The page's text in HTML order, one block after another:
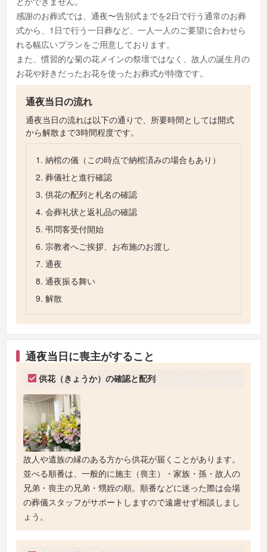
感謝のお葬式では、通夜〜告別式までを2日で行う通常のお葬
式から、1日で行う一日葬など、一人一人のご要望に合わせら
れる幅広いプランをご用意しております。
また、慣習的な菊の花メインの祭壇ではなく、故人の誕生月の
お花や好きだったお花を使ったお葬式が特徴です。
通夜当日の流れ
通夜当日の流れは以下の通りで、所要時間としては開式
から解散まで3時間程度です。
1. 納棺の儀（この時点で納棺済みの場合もあり）
2. 葬儀社と進行確認
3. 供花の配列と札名の確認
4. 会葬礼状と返礼品の確認
5. 弔問客受付開始
6. 宗教者へご挨拶、お布施のお渡し
7. 通夜
8. 通夜振る舞い
9. 解散
通夜当日に喪主がすること
供花（きょうか）の確認と配列
故人や遺族の縁のある方から供花が届くことがあります。
並べる順番は、一般的に施主（喪主）・家族・孫・故人の
兄弟・喪主の兄弟・甥姪の順。順番などに迷った際は会場
の葬儀スタッフがサポートしますので遠慮せず相談しまし
ょう。